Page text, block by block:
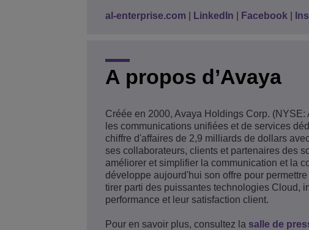
al-enterprise.com LinkedIn Facebook
A propos d’Avaya
Créée en 2000, Avaya Holdings Corp.
les communications unifiées et de services
chiffre d'affaires de 2,9 milliards de dollars
ses collaborateurs, clients et partenaires des
améliorer et simplifier la communication et la
développe aujourd'hui son offre pour
tirer parti des puissantes technologies Cloud,
performance et leur satisfaction client.
Pour en savoir plus, consultez la salle de